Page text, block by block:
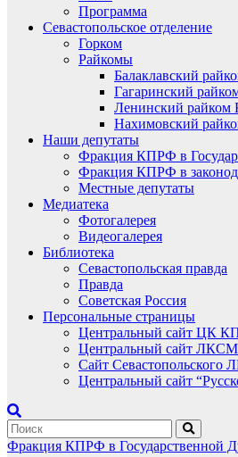
Программа
Севастопольское отделение
Горком
Райкомы
Балаклавский
Гагаринский
Ленинский
Нахимовский
Наши депутаты
Фракция КПРФ в
Фракция КПРФ в
Местные депутаты
Медиатека
Фотогалерея
Видеогалерея
Библиотека
Севастопольская правда
Правда
Советская Россия
Персональные страницы
Центральный сайт ЦК
Центральный сайт
Сайт
Центральный сайт
Фракция КПРФ в Государственной